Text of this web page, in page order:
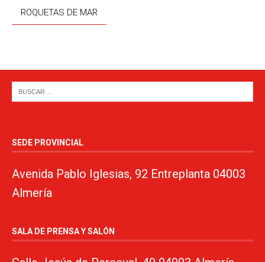
ROQUETAS DE MAR
SEDE PROVINCIAL
Avenida Pablo Iglesias, 92 Entreplanta 04003
Almería
SALA DE PRENSA Y SALÓN